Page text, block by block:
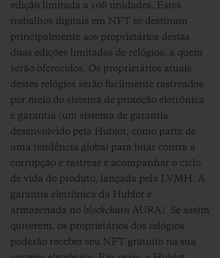
edição limitada a 108 unidades. Estes
trabalhos digitais em NFT se destinam
principalmente aos proprietários destas
duas edições limitadas de relógios, a quem
serão oferecidos. Os proprietários atuais
destes relógios serão facilmente rastreados
por meio do sistema de proteção eletrônica
e garantia (um sistema de garantia
desenvolvido pela Hublot, como parte de
uma tendência global para lutar contra a
corrupção e rastrear e acompanhar o ciclo
de vida do produto, lançada pela LVMH. A
garantia eletrônica da Hublot é
armazenada no blockchain AURA). Se assim
quiserem, os proprietários dos relógios
poderão receber seu NFT gratuito na sua